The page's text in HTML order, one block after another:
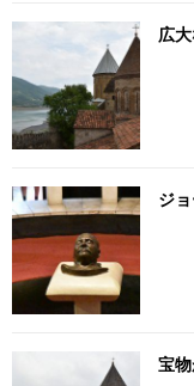
広
ジ
宝